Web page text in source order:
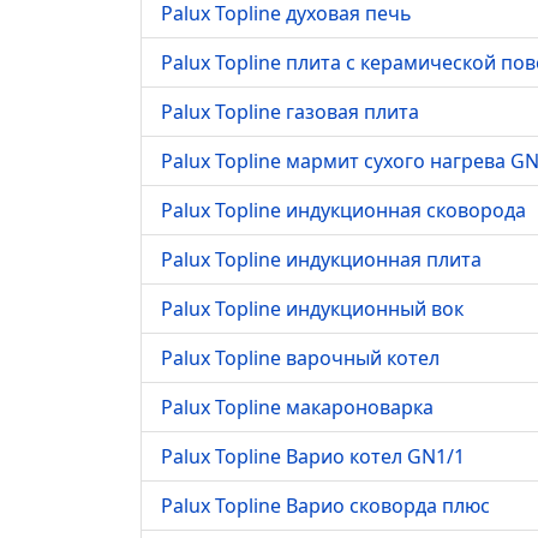
Palux Topline духовая печь
Palux Topline плита с керамической
Palux Topline газовая плита
Palux Topline мармит сухого нагрева
Palux Topline индукционная сковорода
Palux Topline индукционная плита
Palux Topline индукционный вок
Palux Topline варочный котел
Palux Topline макароноварка
Palux Topline Варио котел GN1/1
Palux Topline Варио сковорда плюс